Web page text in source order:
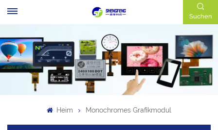
Suchen
Heim Monochromes Grafikmodul